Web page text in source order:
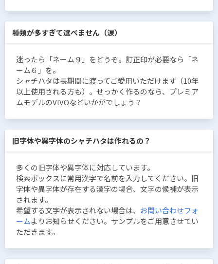
種類が多すぎて選べません（涙）
迷ったら「ネーム９」をどうぞ。訂正印が必要なら「ネ
ーム６」を。
シャチハタは長期間に渡ってご愛用いただけます（10年
以上使用される方も）。せっかく作るのなら、プレミア
ムモデルのVIVOなどいかがでしょう？
旧字体や異字体のシャチハタは作れるの？
多くの旧字体や異字体に対応しています。
検索ボックスに常用漢字で名前を入力してください。旧
字体や異字体が存在する漢字の場合、文字の候補が表示
されます。
希望する文字が表示されない場合は、 お問い合わせフォ
ームよりお知らせください。サンプルをご用意させてい
ただきます。